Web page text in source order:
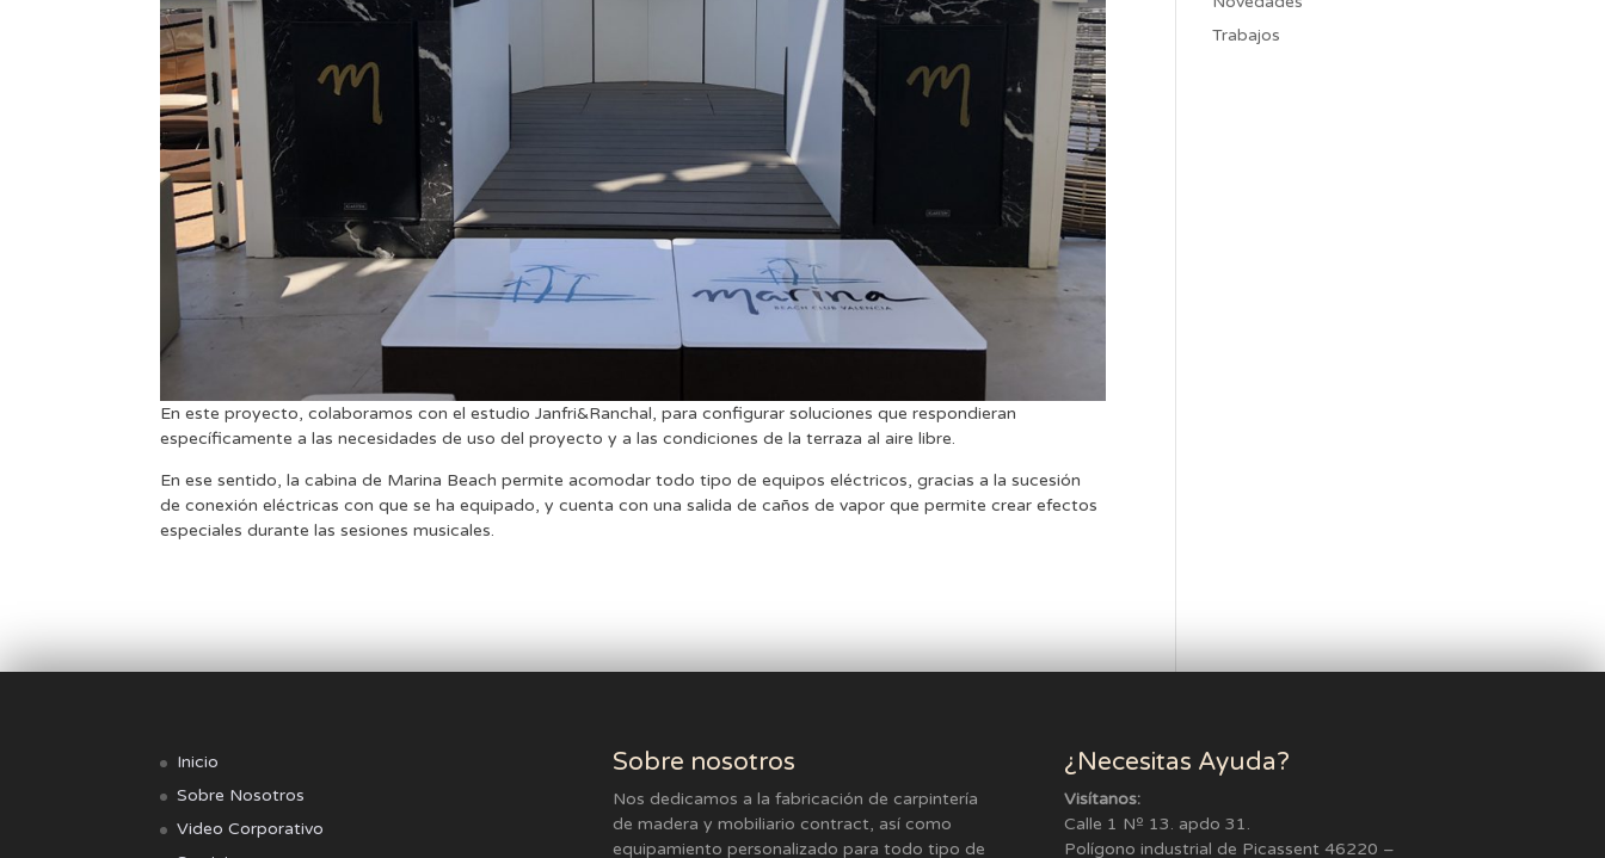
En este proyecto, colaboramos con el estudio Janfri&Ranchal, para configurar soluciones que respondieran
específicamente a las necesidades de uso del proyecto y a las condiciones de la terraza al aire libre.
En ese sentido, la cabina de Marina Beach permite acomodar todo tipo de equipos eléctricos, gracias a la sucesión
de conexión eléctricas con que se ha equipado, y cuenta con una salida de caños de vapor que permite crear efectos
especiales durante las sesiones musicales.
Trabajos
Inicio
Sobre Nosotros
Video Corporativo
Sobre nosotros
Nos dedicamos a la fabricación de carpintería
de madera y mobiliario contract, así como
equipamiento personalizado para todo tipo de
¿Necesitas Ayuda?
Visítanos:
Calle 1 Nº 13. apdo 31.
Polígono industrial de Picassent 46220 –